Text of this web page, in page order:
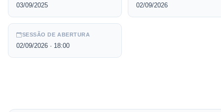
03/09/2025 02/09/2026
SESSÃO DE ABERTURA
02/09/2026 · 18:00